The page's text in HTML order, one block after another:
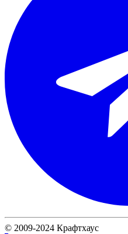
© 2009-2024 Крафтхаус